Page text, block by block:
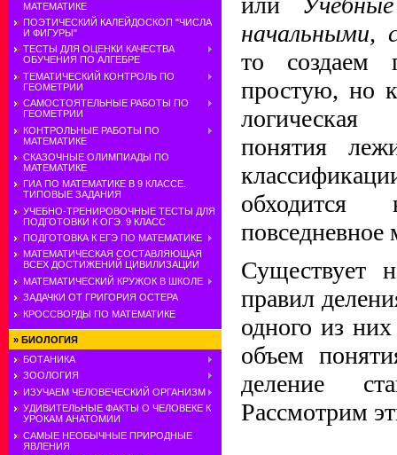
МАТЕМАТИКЕ
ПОЭТИЧЕСКИЙ КАЛЕЙДОСКОП "ЧИСЛА
И ФИГУРЫ"
ТЕСТЫ ДЛЯ ОЦЕНКИ КАЧЕСТВА
ОБУЧЕНИЯ ПО АЛГЕБРЕ
ТЕМАТИЧЕСКИЙ КОНТРОЛЬ ПО
ГЕОМЕТРИИ
САМОСТОЯТЕЛЬНЫЕ РАБОТЫ ПО
ГЕОМЕТРИИ
КОНТРОЛЬНЫЕ РАБОТЫ ПО
МАТЕМАТИКЕ
СКАЗОЧНЫЕ ОЛИМПИАДЫ ПО
МАТЕМАТИКЕ
ГИА ПО МАТЕМАТИКЕ В 9 КЛАССЕ.
ТИПОВЫЕ ЗАДАНИЯ
УЧЕБНО-ТРЕНИРОВОЧНЫЕ ТЕСТЫ ДЛЯ
ПОДГОТОВКИ К ОГЭ. 9 КЛАСС
ПОДГОТОВКА К ЕГЭ ПО МАТЕМАТИКЕ
МАТЕМАТИЧЕСКАЯ СОСТАВЛЯЮЩАЯ
ВСЕХ ДОСТИЖЕНИЙ ЦИВИЛИЗАЦИИ
МАТЕМАТИЧЕСКИЙ КРУЖОК В ШКОЛЕ
ЗАДАЧКИ ОТ ГРИГОРИЯ ОСТЕРА
КРОССВОРДЫ ПО МАТЕМАТИКЕ
» БИОЛОГИЯ
БОТАНИКА
ЗООЛОГИЯ
ИЗУЧАЕМ ЧЕЛОВЕЧЕСКИЙ ОРГАНИЗМ
УДИВИТЕЛЬНЫЕ ФАКТЫ О ЧЕЛОВЕКЕ К
УРОКАМ АНАТОМИИ
САМЫЕ НЕОБЫЧНЫЕ ПРИРОДНЫЕ
ЯВЛЕНИЯ
начальными,
то создаем
простую, но
понятия
Существует
правил
одного из
объем
деление
Рассмотрим